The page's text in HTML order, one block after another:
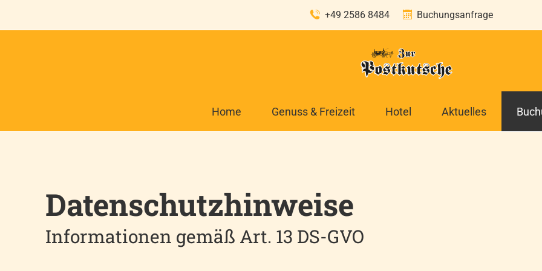
+49 2586 8484 Buchungsanfrage
Home Genuss & Freizeit
Feiern
Hotel Aktuelles
Datenschutzhinweise
Informationen gemäß Art. 13 DS-GVO